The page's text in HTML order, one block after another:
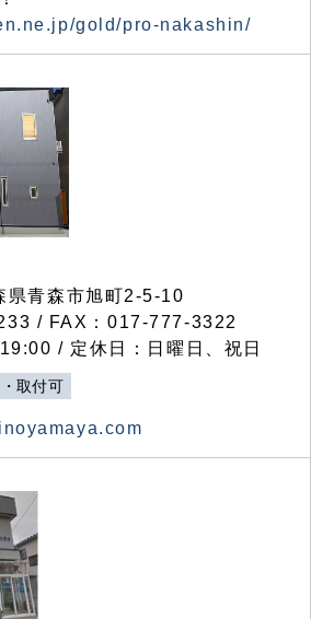
gold/pro-nakashin/
青森市旭町2-5-10
/ FAX：017-777-3322
/ 定休日：日曜日、祝日
取付可